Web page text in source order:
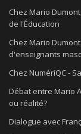
Chez Mario
de l'Éducation
Chez Mario
d'enseignants
Chez NumériQC -
Débat entre Mario
ou réalité?
Dialogue avec